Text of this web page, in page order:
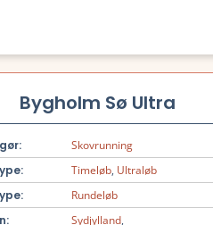
Bygholm Sø Ultra
Skovrunning
Timeløb, Ultraløb
Rundeløb
Sydjylland,